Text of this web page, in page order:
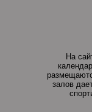
На
залов